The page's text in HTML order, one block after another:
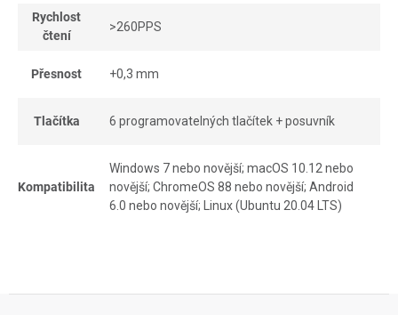
Rychlost
čtení
>260PPS
Přesnost +0,3 mm
Tlačítka 6 programovatelných tlačítek + posuvník
Kompatibilita
Windows 7 nebo novější; macOS 10.12 nebo
novější; ChromeOS 88 nebo novější; Android
6.0 nebo novější; Linux (Ubuntu 20.04 LTS)